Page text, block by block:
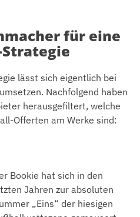
für eine
lässt sich eigentlich bei
Nachfolgend haben
herausgefiltert, welche
Offerten am Werke sind:
Bookie hat sich in den
Jahren zur absoluten
„Eins“ der hiesigen